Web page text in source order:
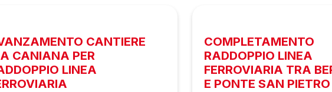
CANTIERE
CANIANA PER
LINEA
COMPLETAMENTO
RADDOPPIO LINEA
FERROVIARIA TRA
E PONTE SAN PIETRO